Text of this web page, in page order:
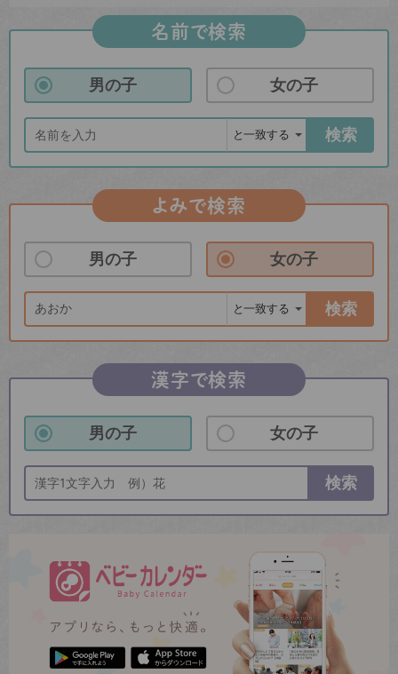
名前で検索
男の子 女の子
検索
よみで検索
男の子 女の子
検索
漢字で検索
男の子 女の子
検索